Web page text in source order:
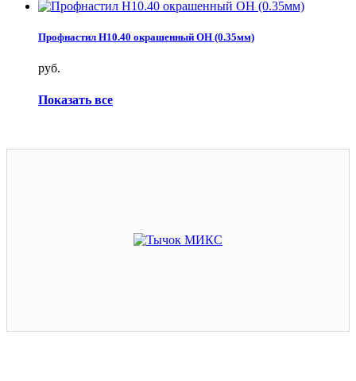
Профнастил Н10.40 окрашенный ОН (0.35мм)
руб.
Показать все